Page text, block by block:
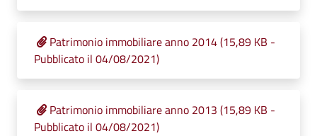
Patrimonio immobiliare anno 2014 (15,89 KB -
Pubblicato il 04/08/2021)
Patrimonio immobiliare anno 2013 (15,89 KB -
Pubblicato il 04/08/2021)